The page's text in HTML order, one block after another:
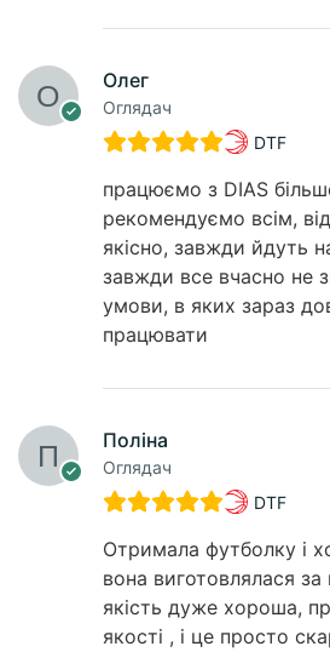
Олег
Оглядач
DTF
працюємо з DIAS
рекомендуємо всім,
якісно, завжди йдуть
завжди все вчасно не
умови, в яких зараз
працювати
Поліна
Оглядач
DTF
Отримала футболку і
вона виготовлялася
якість дуже хороша,
якості , і це просто